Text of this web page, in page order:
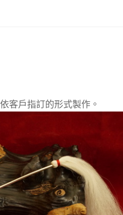
客戶指訂的形式製作。